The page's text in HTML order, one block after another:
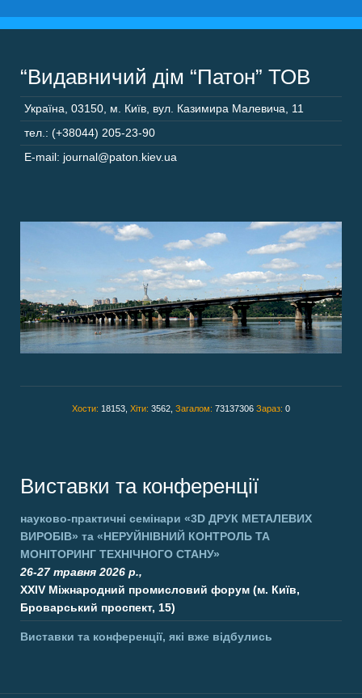
“Видавничий дім “Патон” ТОВ
Україна 03150 м. Київ, вул. Казимира Малевича, 11
тел.: (+38044) 205-23-90
E-mail: journal@paton.kiev.ua
Хости: 18153, Хіти: 3562, Загалом: 73137306 Зараз: 0
Виставки та конференції
науково-практичні семінари «3D ДРУК МЕТАЛЕВИХ
ВИРОБІВ» та «НЕРУЙНІВНИЙ КОНТРОЛЬ ТА
МОНІТОРИНГ ТЕХНІЧНОГО СТАНУ»
26-27 травня 2026 р.,
XXIV Міжнародний промисловий форум (м. Київ,
Броварський проспект, 15)
Виставки та конференції, які вже відбулись